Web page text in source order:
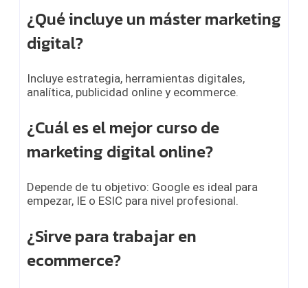
¿Qué incluye un máster marketing
digital?
Incluye estrategia, herramientas digitales,
analítica, publicidad online y ecommerce.
¿Cuál es el mejor curso de
marketing digital online?
Depende de tu objetivo: Google es ideal para
empezar, IE o ESIC para nivel profesional.
¿Sirve para trabajar en
ecommerce?